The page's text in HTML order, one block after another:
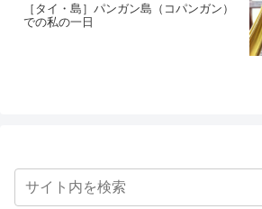
［タイ・島］パンガン島（コパンガン）
での私の一日